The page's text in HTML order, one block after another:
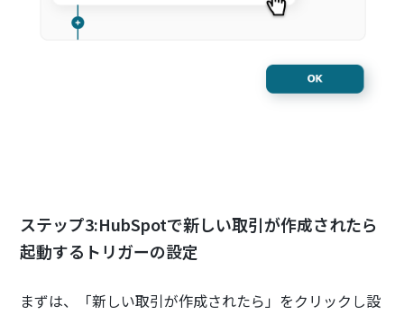
ステップ3:HubSpotで新しい取引が作成されたら
起動するトリガーの設定
まずは、「新しい取引が作成されたら」をクリックし設